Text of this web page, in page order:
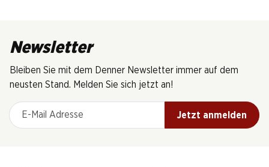
Newsletter
Bleiben Sie mit dem Denner Newsletter immer auf dem
neusten Stand. Melden Sie sich jetzt an!
E-Mail Adresse
Jetzt anmelden